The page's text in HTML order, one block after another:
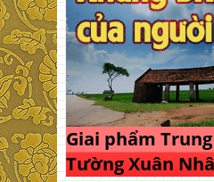
Giai phẩm
Tường Xuân